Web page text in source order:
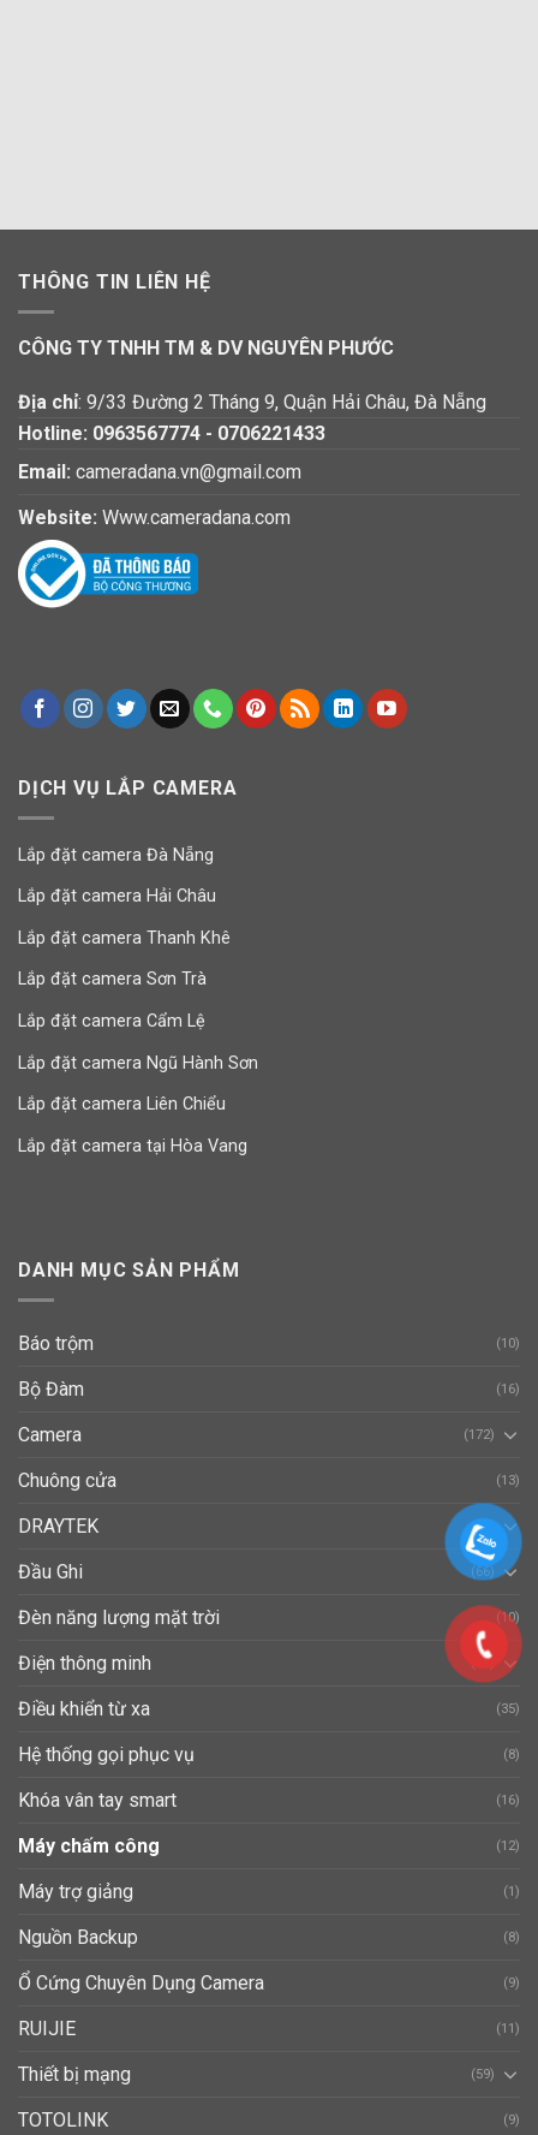
THÔNG TIN LIÊN HỆ
CÔNG TY TNHH TM & DV NGUYÊN PHƯỚC
Địa chỉ: 9/33 Đường 2 Tháng 9, Quận Hải Châu, Đà Nẵng
Hotline: 0963567774 - 0706221433
Email: cameradana.vn@gmail.com
Website: Www.cameradana.com
DỊCH VỤ LẮP CAMERA
Lắp đặt camera Đà Nẵng
Lắp đặt camera Hải Châu
Lắp đặt camera Thanh Khê
Lắp đặt camera Sơn Trà
Lắp đặt camera Cẩm Lệ
Lắp đặt camera Ngũ Hành Sơn
Lắp đặt camera Liên Chiểu
Lắp đặt camera tại Hòa Vang
DANH MỤC SẢN PHẨM
Báo trộm (10)
Bộ Đàm (16)
Camera (172)
Chuông cửa (13)
DRAYTEK (37)
Đầu Ghi (66)
Đèn năng lượng mặt trời (10)
Điện thông minh (40)
Điều khiển từ xa (35)
Hệ thống gọi phục vụ (8)
Khóa vân tay smart (16)
Máy chấm công (12)
Máy trợ giảng (1)
Nguồn Backup (8)
Ổ Cứng Chuyên Dụng Camera (9)
RUIJIE (11)
Thiết bị mạng (59)
TOTOLINK (9)